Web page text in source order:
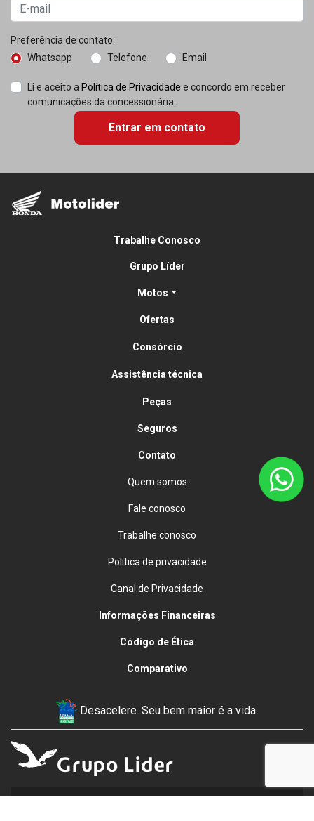
Preferência de contato:
Whatsapp
Telefone Email
Li e aceito a Política de Privacidade e concordo em receber
comunicações da concessionária.
Entrar em contato
Trabalhe Conosco
Grupo Líder
Motos
Ofertas
Consórcio
Assistência técnica
Peças
Seguros
Contato
Quem somos
Fale conosco
Trabalhe conosco
Política de privacidade
Canal de Privacidade
Informações Financeiras
Código de Ética
Comparativo
Desacelere. Seu bem maior é a vida.